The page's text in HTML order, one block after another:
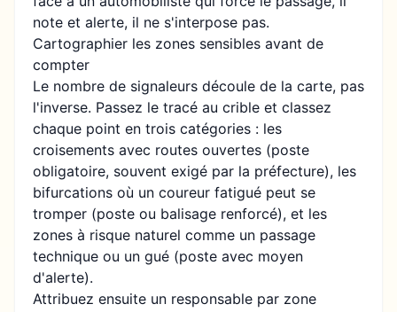
note et alerte, il ne s'interpose pas.
Cartographier les zones sensibles avant de
compter
Le nombre de signaleurs découle de la carte, pas
l'inverse. Passez le tracé au crible et classez
chaque point en trois catégories : les
croisements avec routes ouvertes (poste
obligatoire, souvent exigé par la préfecture), les
bifurcations où un coureur fatigué peut se
tromper (poste ou balisage renforcé), et les
zones à risque naturel comme un passage
technique ou un gué (poste avec moyen
d'alerte).
Attribuez ensuite un responsable par zone